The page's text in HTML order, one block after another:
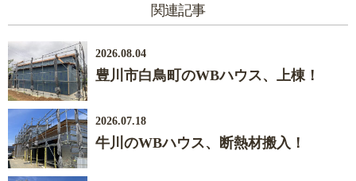
関連記事
2026.08.04
豊川市白鳥町のWBハウス、上棟！
2026.07.18
牛川のWBハウス、断熱材搬入！